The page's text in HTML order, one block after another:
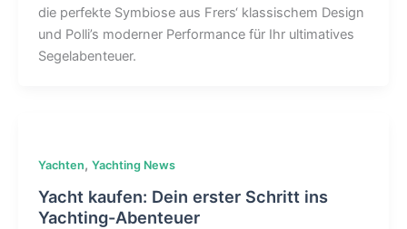
die perfekte Symbiose aus Frers‘ klassischem Design
und Polli’s moderner Performance für Ihr ultimatives
Segelabenteuer.
Yachten, Yachting News
Yacht kaufen: Dein erster Schritt ins
Yachting-Abenteuer